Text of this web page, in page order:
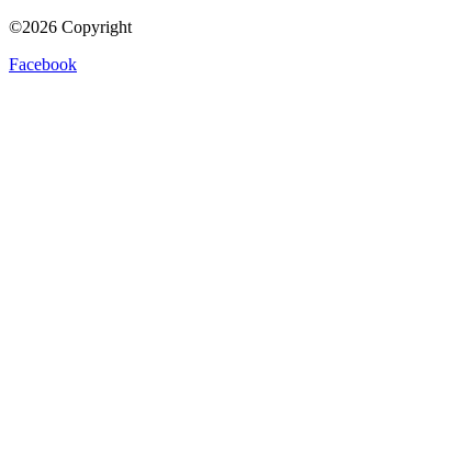
©2026 Copyright
Facebook